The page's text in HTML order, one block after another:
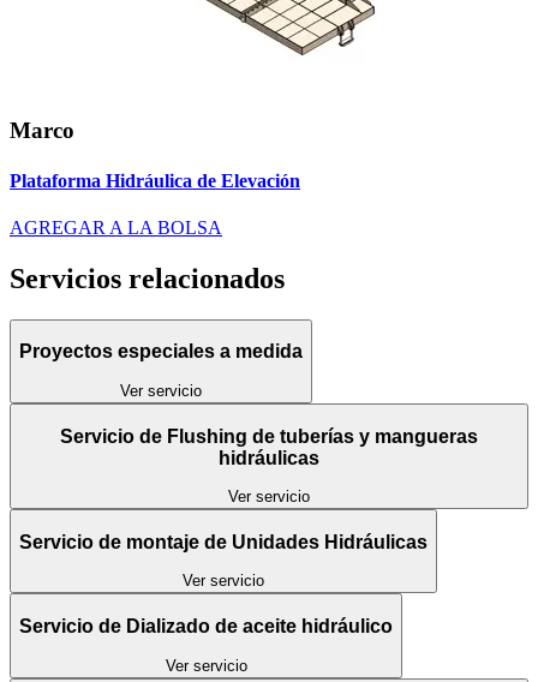
Marco
Plataforma Hidráulica de Elevación
AGREGAR A LA BOLSA
Servicios relacionados
Proyectos especiales a medida
Ver servicio
Servicio de Flushing de tuberías y mangueras
hidráulicas
Ver servicio
Servicio de montaje de Unidades Hidráulicas
Ver servicio
Servicio de Dializado de aceite hidráulico
Ver servicio